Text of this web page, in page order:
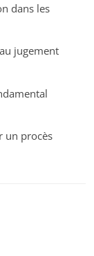
dans les
jugement
un procès